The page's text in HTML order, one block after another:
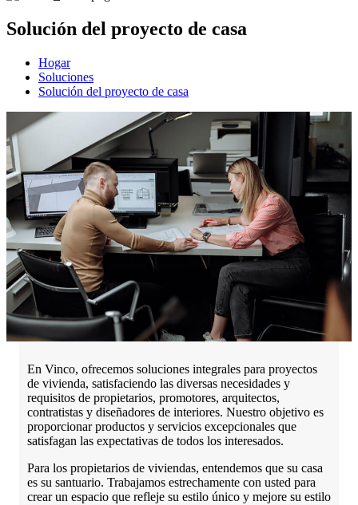
Solución del proyecto de casa
Hogar
Soluciones
Solución del proyecto de casa
En Vinco, ofrecemos soluciones integrales para proyectos
de vivienda, satisfaciendo las diversas necesidades y
requisitos de propietarios, promotores, arquitectos,
contratistas y diseñadores de interiores. Nuestro objetivo es
proporcionar productos y servicios excepcionales que
satisfagan las expectativas de todos los interesados.
Para los propietarios de viviendas, entendemos que su casa
es su santuario. Trabajamos estrechamente con usted para
crear un espacio que refleje su estilo único y mejore su estilo